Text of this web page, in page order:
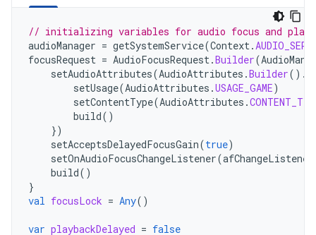
// initializing variables for audio focus and
audioManager = getSystemService(Context.
focusRequest = AudioFocusRequest.Builder(
setAudioAttributes(AudioAttributes .Builder().
setUsage(AudioAttributes .USAGE_GAME)
setContentType(AudioAttributes .
build()
})
setAcceptsDelayedFocusGain(true)
setOnAudioFocusChangeListener(afChangeListener
build()
}
val focusLock = Any()
var playbackDelayed = false